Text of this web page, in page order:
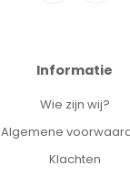
Informatie
Wie zijn wij?
Algemene
Klachten